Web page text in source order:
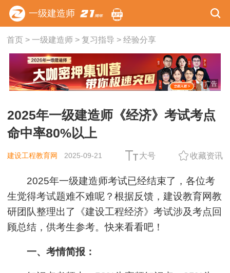
一级建造师
首页> 一级建造师> 复习指导 > 经验分享
广告
2025年一级建造师《经济》考试考点
命中率80%以上
建设工程教育网 2025-09-21 大号 收藏资讯
2025年一级建造师考试已经结束了，各位考
生觉得考试题难不难呢？根据反馈，建设教育网教
研团队整理出了《建设工程经济》考试涉及考点回
顾总结，供考生参考。快来看看吧！
一、考情简报：